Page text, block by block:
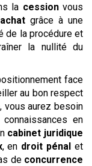
la cessionvous
achat grâce à une
de la procédure et
la nullité du
face
au bon respect
vous aurez besoin
en
cabinet juridique
, en droit pénal et
de concurrence